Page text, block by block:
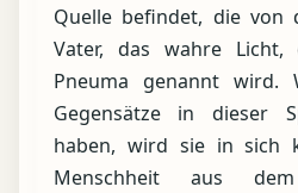
Quelle befindet, die von
Vater, das wahre Licht,
Pneuma genannt wird.
Gegensätze in dieser
haben, wird sie in sich
Menschheit aus